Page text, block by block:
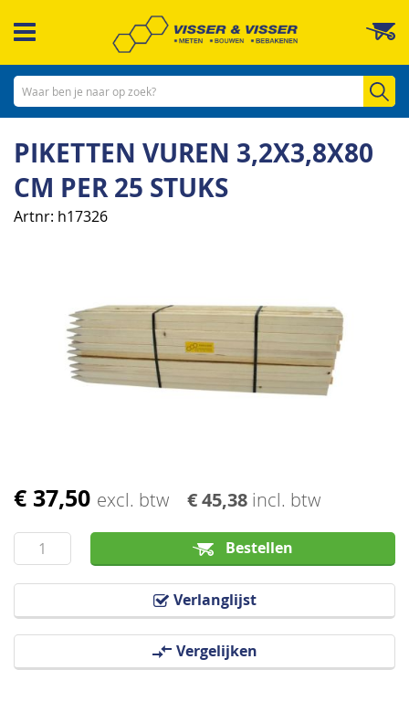
naar
inhoud
PIKETTEN VUREN 3,2X3,8X80
CM PER 25 STUKS
Artnr h17326
€ 37,50 excl. btw € 45,38 incl. btw
Bestellen
Verlanglijst
Vergelijken
afbeeldingen-
Ga
het
begin
van